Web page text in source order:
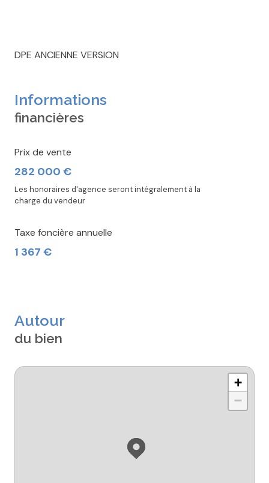
DPE ANCIENNE VERSION
Informations
financières
Prix de vente
282 000 €
Les honoraires d'agence seront intégralement à la
charge du vendeur
Taxe foncière annuelle
1 367 €
Autour
du bien
+
−